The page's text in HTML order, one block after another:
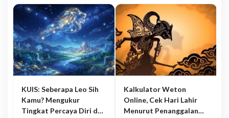
KUIS: Seberapa Leo Sih
Kamu? Mengukur
Tingkat Percaya Diri dan
Kalkulator Weton
Online, Cek Hari Lahir
Menurut Penanggalan